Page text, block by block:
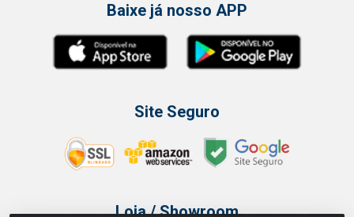
Baixe já nosso APP
Site Seguro
Loja / Showroom